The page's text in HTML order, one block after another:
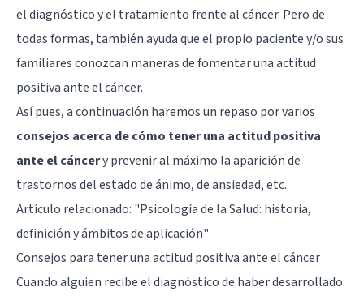
el diagnóstico y el tratamiento frente al cáncer. Pero de
todas formas, también ayuda que el propio paciente y/o sus
familiares conozcan maneras de fomentar una actitud
positiva ante el cáncer.
Así pues, a continuación haremos un repaso por varios
consejos acerca de cómo tener una actitud positiva
ante el cáncery prevenir al máximo la aparición de
trastornos del estado de ánimo, de ansiedad, etc.
Artículo relacionado: "Psicología de la Salud: historia,
definición y ámbitos de aplicación"
Consejos para tener una actitud positiva ante el cáncer
Cuando alguien recibe el diagnóstico de haber desarrollado